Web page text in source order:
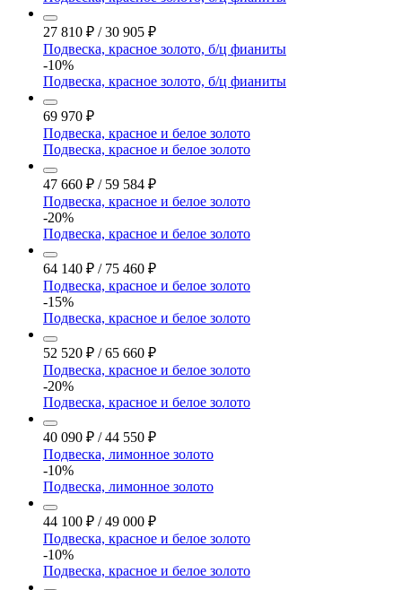
27 810 ₽ / 30 905 ₽
Подвеска, красное золото, б/ц фианиты
-10%
Подвеска, красное золото, б/ц фианиты
69 970 ₽
Подвеска, красное и белое золото
Подвеска, красное и белое золото
47 660 ₽ / 59 584 ₽
Подвеска, красное и белое золото
-20%
Подвеска, красное и белое золото
64 140 ₽ / 75 460 ₽
Подвеска, красное и белое золото
-15%
Подвеска, красное и белое золото
52 520 ₽ / 65 660 ₽
Подвеска, красное и белое золото
-20%
Подвеска, красное и белое золото
40 090 ₽ / 44 550 ₽
Подвеска, лимонное золото
-10%
Подвеска, лимонное золото
44 100 ₽ / 49 000 ₽
Подвеска, красное и белое золото
-10%
Подвеска, красное и белое золото